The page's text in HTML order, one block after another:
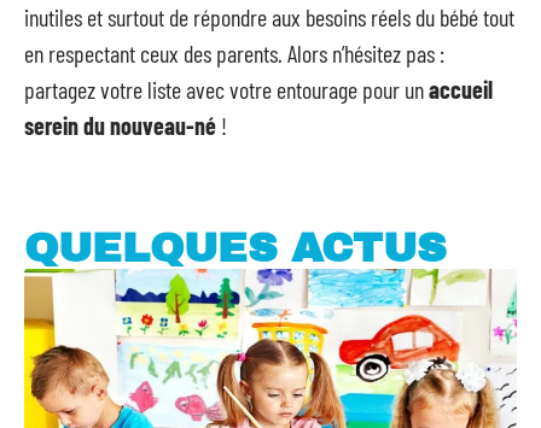
inutiles et surtout de répondre aux besoins réels du bébé tout
en respectant ceux des parents. Alors n’hésitez pas :
partagez votre liste avec votre entourage pour unaccueil
serein du nouveau-né !
QUELQUES ACTUS